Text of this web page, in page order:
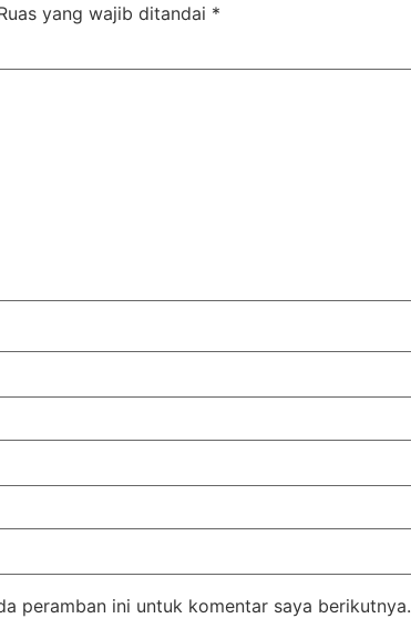
yang wajib ditandai *
peramban ini untuk komentar saya berikutnya.